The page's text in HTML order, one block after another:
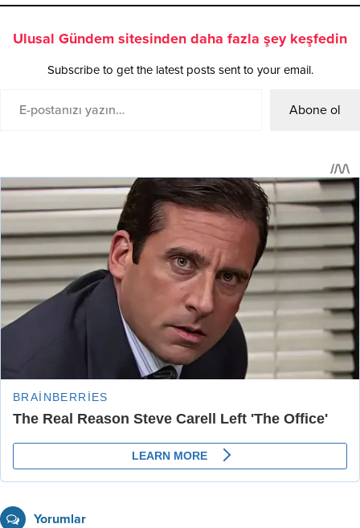
Ulusal Gündem sitesinden daha fazla şey keşfedin
Subscribe to get the latest posts sent to your email.
Abone ol
Yorumlar